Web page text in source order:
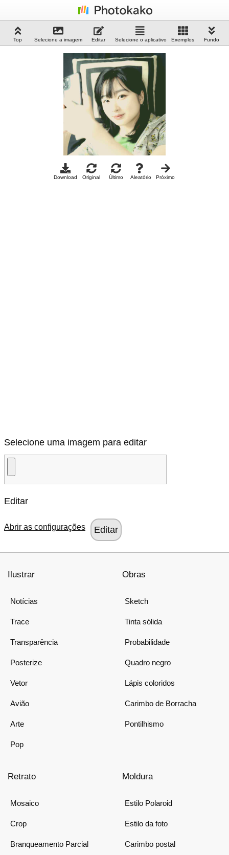
Top Selecione a imagem Editar Selecione o aplicativo Exemplos Fundo
Download Original Último Aleatório Próximo
Selecione uma imagem para editar
Editar
Abrir as configurações
Ilustrar
Notícias
Trace
Transparência
Posterize
Vetor
Avião
Arte
Pop
Obras
Sketch
Tinta sólida
Probabilidade
Quadro negro
Lápis coloridos
Carimbo de Borracha
Pontilhismo
Retrato
Mosaico
Crop
Branqueamento Parcial
Moldura
Estilo Polaroid
Estilo da foto
Carimbo postal